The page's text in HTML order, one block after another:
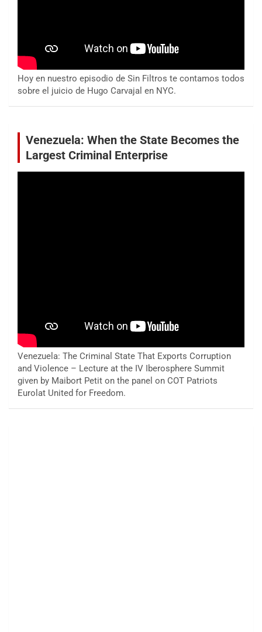
Hoy en nuestro episodio de Sin Filtros te contamos todos
sobre el juicio de Hugo Carvajal en NYC.
Venezuela: When the State Becomes the
Largest Criminal Enterprise
Venezuela: The Criminal State That Exports Corruption
and Violence – Lecture at the IV Iberosphere Summit
given by Maibort Petit on the panel on COT Patriots
Eurolat United for Freedom.